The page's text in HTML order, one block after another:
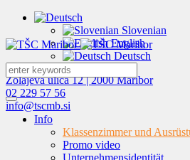
Slovenian
English
Deutsch
Zolajeva ulica 12 | 2000 Maribor
02 229 57 56
info@tscmb.si
Info
Klassenzimmer und
Promo video
Unternehmensidentität